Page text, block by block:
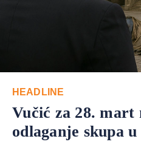
HEADLINE
Vučić za 28. mart
odlaganje skupa